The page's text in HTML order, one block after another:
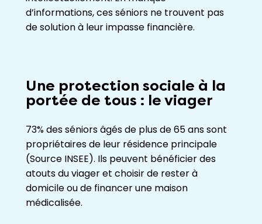
d’informations, ces séniors ne trouvent pas
de solution à leur impasse financière.
Une protection sociale à la
portée de tous : le viager
73% des séniors âgés de plus de 65 ans sont
propriétaires de leur résidence principale
(Source INSEE). Ils peuvent bénéficier des
atouts du viager et choisir de rester à
domicile ou de financer une maison
médicalisée.